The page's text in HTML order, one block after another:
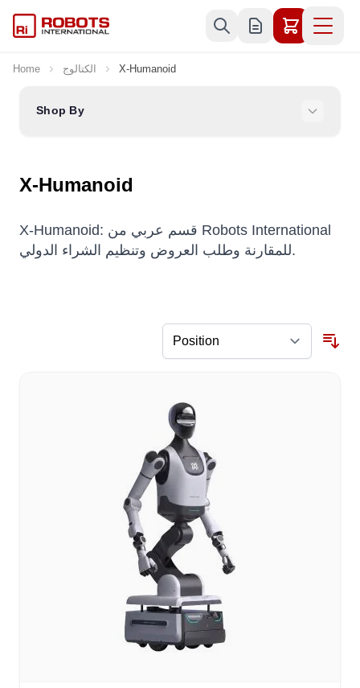
Home الكتالوج X-Humanoid
Shop By
X-Humanoid
X-Humanoid: قسم عربي من Robots International
للمقارنة وطلب العروض وتنظيم الشراء الدولي.